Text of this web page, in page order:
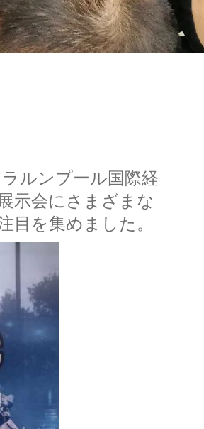
ルンプール国際経
示会にさまざまな
目を集めました。